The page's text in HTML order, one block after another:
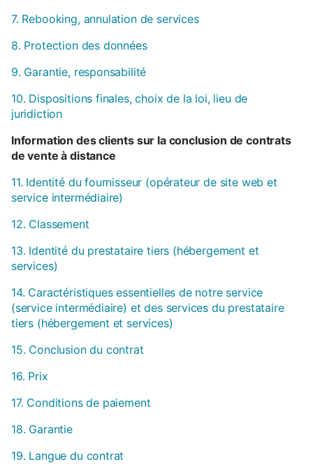
7. Rebooking, annulation de services
8. Protection des données
9. Garantie, responsabilité
10. Dispositions finales, choix de la loi, lieu de
juridiction
Information des clients sur la conclusion de contrats
de vente à distance
11. Identité du fournisseur (opérateur de site web et
service intermédiaire)
12. Classement
13. Identité du prestataire tiers (hébergement et
services)
14. Caractéristiques essentielles de notre service
(service intermédiaire) et des services du prestataire
tiers (hébergement et services)
15. Conclusion du contrat
16. Prix
17. Conditions de paiement
18. Garantie
19. Langue du contrat